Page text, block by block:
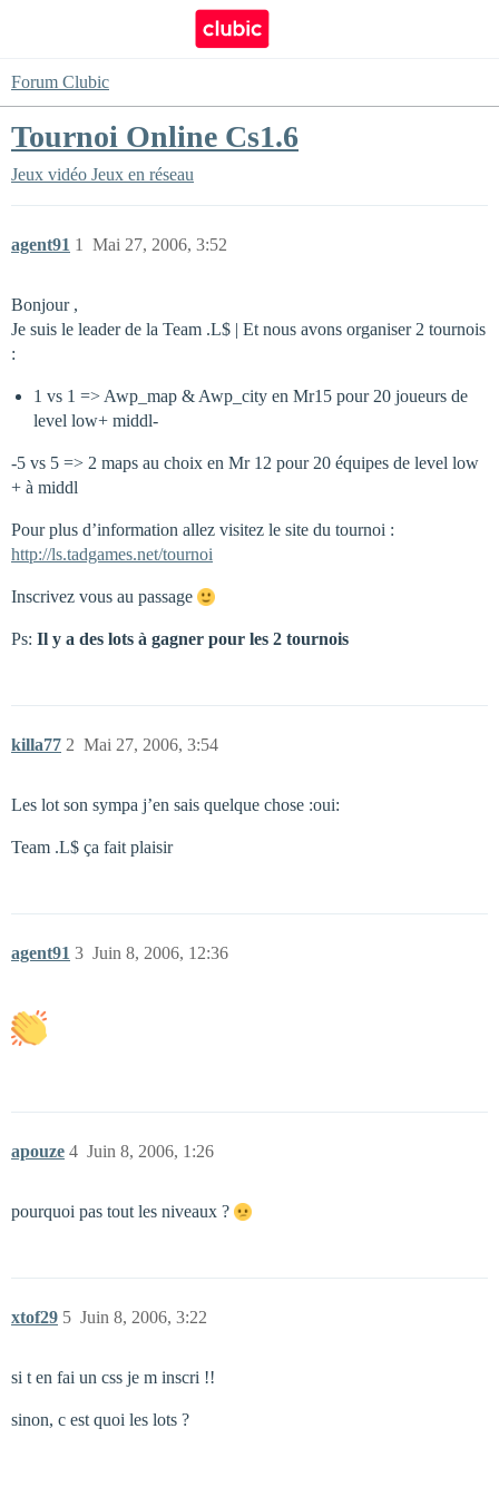
Forum Clubic
Tournoi Online Cs1.6
Jeux vidéo Jeux en réseau
agent91 Mai 27, 2006, 3:52
1
Bonjour ,
Je suis le leader de la Team .L$ | Et nous avons organiser 2 tournois
:
1 vs 1 => Awp_map & Awp_city en Mr15 pour 20 joueurs de
level low+ middl-
-5 vs 5 => 2 maps au choix en Mr 12 pour 20 équipes de level low
+ à middl
Pour plus d’information allez visitez le site du tournoi :
http://ls.tadgames.net/tournoi
Inscrivez vous au passage
Ps: Il y a des lots à gagner pour les 2 tournois
killa77 Mai 27, 2006, 3:54
2
Les lot son sympa j’en sais quelque chose :oui:
Team .L$ ça fait plaisir
agent91 Juin 8, 2006, 12:36
3
apouze Juin 8, 2006, 1:26
4
pourquoi pas tout les niveaux ?
xtof29 Juin 8, 2006, 3:22
5
si t en fai un css je m inscri !!
sinon, c est quoi les lots ?